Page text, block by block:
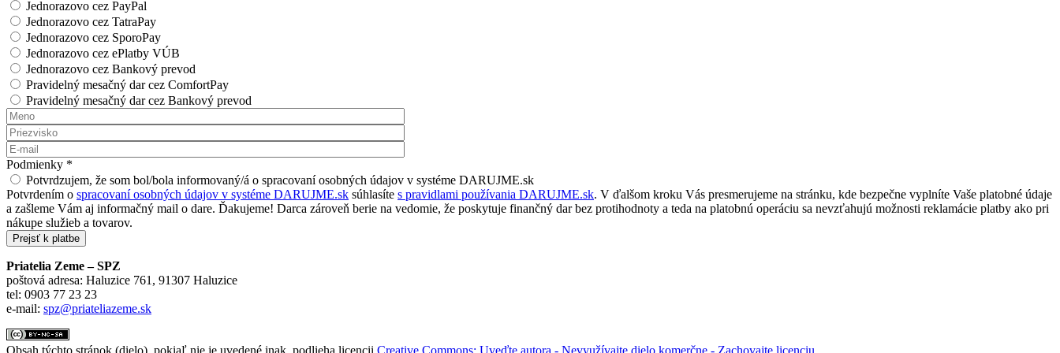
Jednorazovo cez PayPal
Jednorazovo cez TatraPay
Jednorazovo cez SporoPay
Jednorazovo cez ePlatby VÚB
Jednorazovo cez Bankový prevod
Pravidelný mesačný dar cez ComfortPay
Pravidelný mesačný dar cez Bankový prevod
Meno
Priezvisko
E-mail
Podmienky *
Potvrdzujem, že som bol/bola informovaný/á o spracovaní osobných údajov v systéme DARUJME.sk
Potvrdením o spracovaní osobných údajov v systéme DARUJME.sk súhlasíte s pravidlami používania DARUJME.sk. V ďalšom kroku Vás presmerujeme na stránku, kde bezpečne vyplníte Vaše platobné údaje
a zašleme Vám aj informačný mail o dare. Ďakujeme! Darca zároveň berie na vedomie, že poskytuje finančný dar bez protihodnoty a teda na platobnú operáciu sa nevzťahujú možnosti reklamácie platby ako pri
nákupe služieb a tovarov.
Priatelia Zeme – SPZ
poštová adresa: Haluzice 761, 91307 Haluzice
tel: 0903 77 23 23
e-mail: spz@priateliazeme.sk
Obsah týchto stránok (dielo), pokiaľ nie je uvedené inak, podlieha licencii Creative Commons: Uveďte autora - Nevyužívajte dielo komerčne - Zachovajte licenciu